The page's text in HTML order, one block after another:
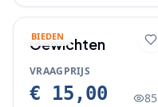
BIEDEN
Gewichten
VRAAGPRIJS
€ 15,00 85